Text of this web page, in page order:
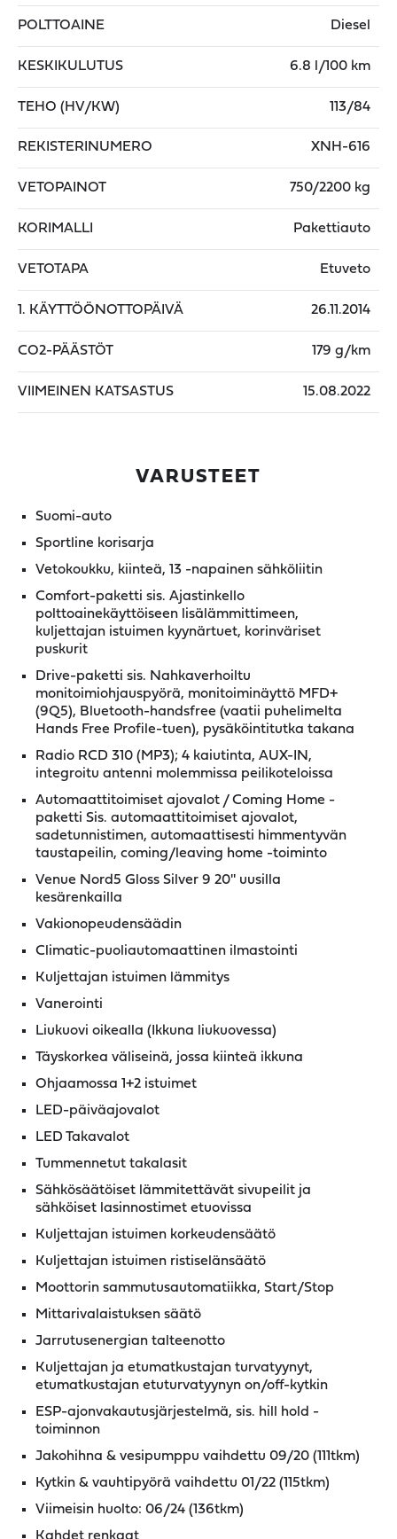
POLTTOAINE Diesel
KESKIKULUTUS 6.8 l/100 km
TEHO (HV/KW) 113/84
REKISTERINUMERO XNH-616
VETOPAINOT 750/2200 kg
KORIMALLI Pakettiauto
VETOTAPA Etuveto
1. KÄYTTÖÖNOTTOPÄIVÄ 26.11.2014
CO2-PÄÄSTÖT 179 g/km
VIIMEINEN KATSASTUS 15.08.2022
VARUSTEET
Suomi-auto
Sportline korisarja
Vetokoukku, kiinteä, 13 -napainen sähköliitin
Comfort-paketti sis. Ajastinkello
polttoainekäyttöiseen lisälämmittimeen,
kuljettajan istuimen kyynärtuet, korinväriset
puskurit
Drive-paketti sis. Nahkaverhoiltu
monitoimiohjauspyörä, monitoiminäyttö MFD+
(9Q5), Bluetooth-handsfree (vaatii puhelimelta
Hands Free Profile-tuen), pysäköintitutka takana
Radio RCD 310 (MP3); 4 kaiutinta, AUX-IN,
integroitu antenni molemmissa peilikoteloissa
Automaattitoimiset ajovalot / Coming Home -
paketti Sis. automaattitoimiset ajovalot,
sadetunnistimen, automaattisesti himmentyvän
taustapeilin, coming/leaving home -toiminto
Venue Nord5 Gloss Silver 9 20'' uusilla
kesärenkailla
Vakionopeudensäädin
Climatic-puoliautomaattinen ilmastointi
Kuljettajan istuimen lämmitys
Vanerointi
Liukuovi oikealla (Ikkuna liukuovessa)
Täyskorkea väliseinä, jossa kiinteä ikkuna
Ohjaamossa 1+2 istuimet
LED-päiväajovalot
LED Takavalot
Tummennetut takalasit
Sähkösäätöiset lämmitettävät sivupeilit ja
sähköiset lasinnostimet etuovissa
Kuljettajan istuimen korkeudensäätö
Kuljettajan istuimen ristiselänsäätö
Moottorin sammutusautomatiikka, Start/Stop
Mittarivalaistuksen säätö
Jarrutusenergian talteenotto
Kuljettajan ja etumatkustajan turvatyynyt,
etumatkustajan etuturvatyynyn on/off-kytkin
ESP-ajonvakautusjärjestelmä, sis. hill hold -
toiminnon
Jakohihna & vesipumppu vaihdettu 09/20 (111tkm)
Kytkin & vauhtipyörä vaihdettu 01/22 (115tkm)
Viimeisin huolto: 06/24 (136tkm)